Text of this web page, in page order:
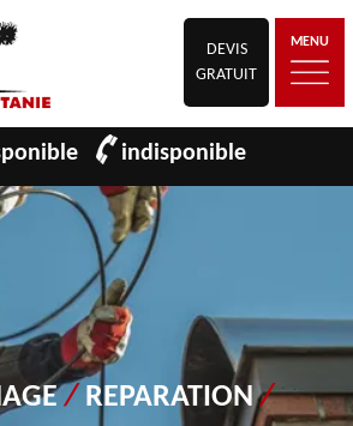
DEVIS
GRATUIT
MENU
indisponible
/ REPARATION/